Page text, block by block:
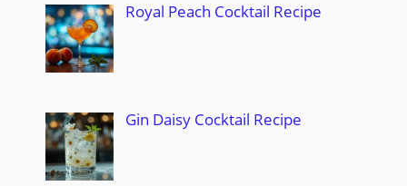
Royal Peach Cocktail Recipe
Gin Daisy Cocktail Recipe